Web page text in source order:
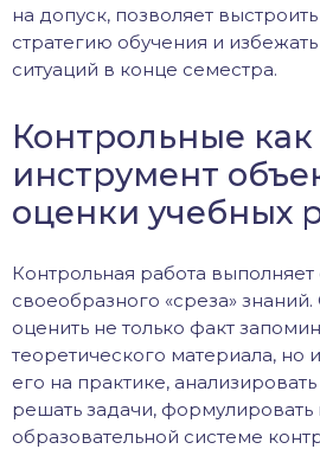
на допуск, позволяет
стратегию обучения и
ситуаций в конце семестра.
Контрольные как
инструмент
оценки учебных
Контрольная работа
своеобразного «среза»
оценить не только факт
теоретического материала, но
его на практике,
решать задачи,
образовательной системе